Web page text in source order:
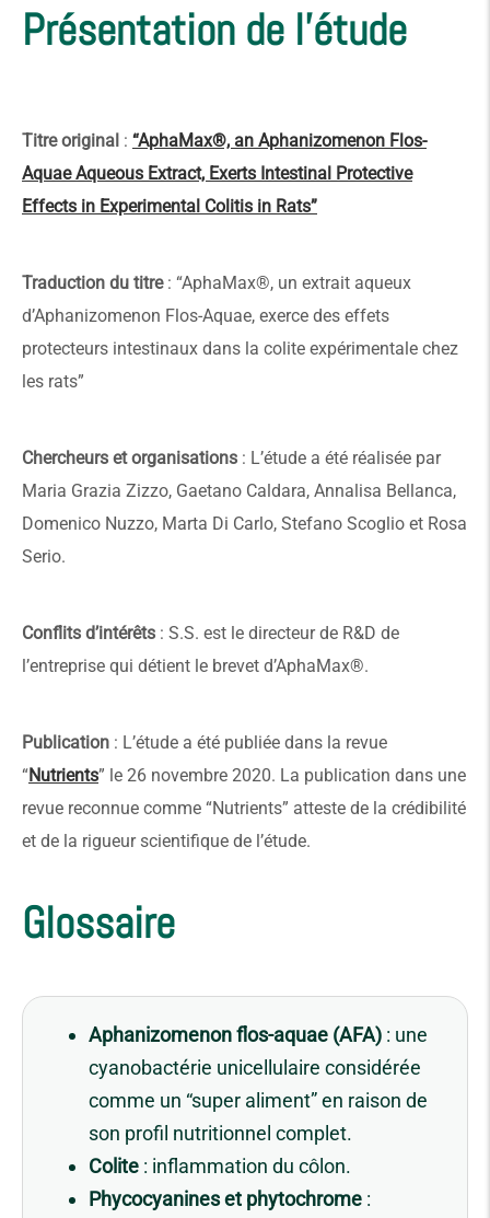
Présentation de l'étude
Titre original : “AphaMax®, an Aphanizomenon Flos-
Aquae Aqueous Extract, Exerts Intestinal Protective
Effects in Experimental Colitis in Rats”
Traduction du titre: “AphaMax®, un extrait aqueux
d’Aphanizomenon Flos-Aquae, exerce des effets
protecteurs intestinaux dans la colite expérimentale chez
les rats”
Chercheurs et organisations : L’étude a été réalisée par
Maria Grazia Zizzo, Gaetano Caldara, Annalisa Bellanca,
Domenico Nuzzo, Marta Di Carlo, Stefano Scoglio et Rosa
Serio.
Conflits d’intérêts : S.S. est le directeur de R&D de
l’entreprise qui détient le brevet d’AphaMax®.
Publication : L’étude a été publiée dans la revue
“Nutrients” le 26 novembre 2020. La publication dans une
revue reconnue comme “Nutrients” atteste de la crédibilité
et de la rigueur scientifique de l’étude.
Glossaire
Aphanizomenon flos-aquae (AFA) : une
cyanobactérie unicellulaire considérée
comme un “super aliment” en raison de
son profil nutritionnel complet.
Colite : inflammation du côlon.
Phycocyanines et phytochrome :